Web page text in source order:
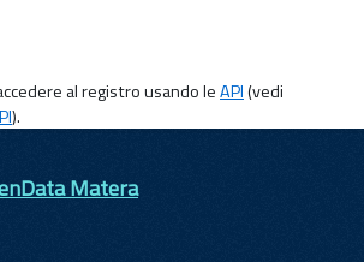
al registro usando leAPI(vedi
).
Matera